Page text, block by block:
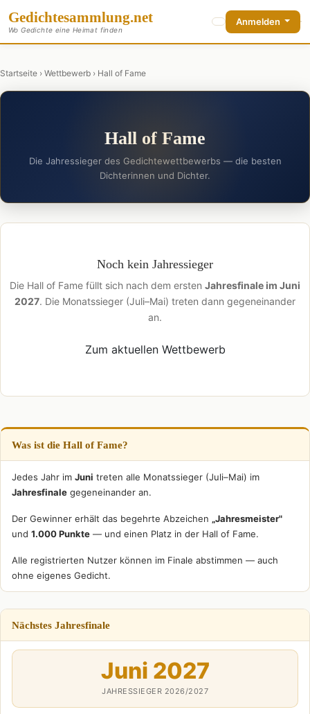
Gedichtesammlung.net
Wo Gedichte eine Heimat finden
Anmelden
Startseite › Wettbewerb › Hall of Fame
Hall of Fame
Die Jahressieger des Gedichtewettbewerbs — die besten
Dichterinnen und Dichter.
Noch kein Jahressieger
Die Hall of Fame füllt sich nach dem ersten Jahresfinale im Juni
2027. Die Monatssieger (Juli–Mai) treten dann gegeneinander
an.
Zum aktuellen Wettbewerb
Was ist die Hall of Fame?
Jedes Jahr im Juni treten alle Monatssieger (Juli–Mai) im
Jahresfinale gegeneinander an.
Der Gewinner erhält das begehrte Abzeichen „Jahresmeister"
und 1.000 Punkte — und einen Platz in der Hall of Fame.
Alle registrierten Nutzer können im Finale abstimmen — auch
ohne eigenes Gedicht.
Nächstes Jahresfinale
Juni 2027
JAHRESSIEGER 2026/2027